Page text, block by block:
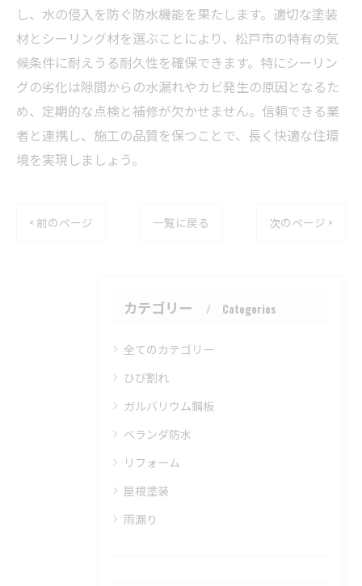
し、水の侵入を防ぐ防水機能を果たします。適切な塗装
材とシーリング材を選ぶことにより、松戸市の特有の気
候条件に耐えうる耐久性を確保できます。特にシーリン
グの劣化は隙間からの水漏れやカビ発生の原因となるた
め、定期的な点検と補修が欠かせません。信頼できる業
者と連携し、施工の品質を保つことで、長く快適な住環
境を実現しましょう。
< 前のページ 一覧に戻る 次のページ >
カテゴリー Categories
全てのカテゴリー
ひび割れ
ガルバリウム鋼板
ベランダ防水
リフォーム
屋根塗装
雨漏り